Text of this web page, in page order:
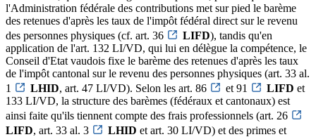
l'Administration fédérale des contributions met sur pied le barème
des retenues d'après les taux de l'impôt fédéral direct sur le revenu
des personnes physiques (cf. art. 36
LIFD), tandis qu'en
application de l'art. 132 LI/VD, qui lui en délègue la compétence, le
Conseil d'Etat vaudois fixe le barème des retenues d'après les taux
de l'impôt cantonal sur le revenu des personnes physiques (art. 33 al.
1
LHID, art. 47 LI/VD). Selon les art. 86 et 91 LIFD et
133 LI/VD, la structure des barèmes (fédéraux et cantonaux) est
ainsi faite qu'ils tiennent compte des frais professionnels (art. 26
LIFD, art. 33 al. 3 LHID et art. 30 LI/VD) et des primes et